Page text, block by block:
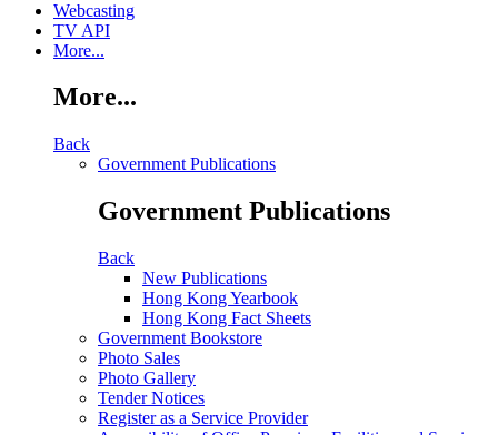
Webcasting
TV API
More...
More...
Back
Government Publications
Government Publications
Back
New Publications
Hong Kong Yearbook
Hong Kong Fact Sheets
Government Bookstore
Photo Sales
Photo Gallery
Tender Notices
Register as a Service Provider